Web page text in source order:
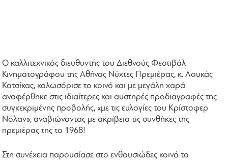
Ο καλλιτεχνικός διευθυντής του Διεθνούς Φεστιβάλ
Κινηματογράφου της Αθήνας Νύχτες Πρεμιέρας, κ. Λουκάς
Κατσίκας, καλωσόρισε το κοινό και με μεγάλη χαρά
αναφέρθηκε στις ιδιαίτερες και αυστηρές προδιαγραφές της
συγκεκριμένης προβολής, «με τις ευλογίες του Κρίστοφερ
Νόλαν», αναβιώνοντας με ακρίβεια τις συνθήκες της
πρεμιέρας της το 1968!
Στη συνέχεια παρουσίασε στο ενθουσιώδες κοινό το